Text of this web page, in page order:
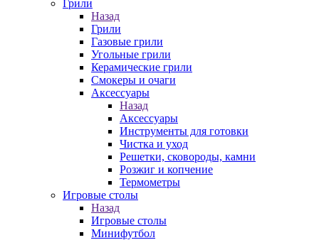
Грили
Назад
Грили
Газовые грили
Угольные грили
Керамические грили
Смокеры и очаги
Аксессуары
Назад
Аксессуары
Инструменты для готовки
Чистка и уход
Решетки, сковороды, камни
Розжиг и копчение
Термометры
Игровые столы
Назад
Игровые столы
Минифутбол